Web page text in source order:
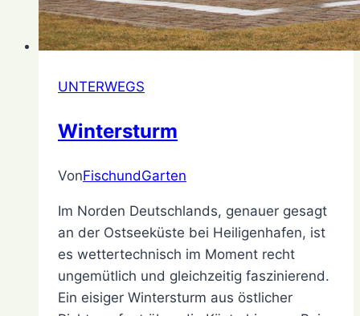
UNTERWEGS
Wintersturm
VonFischundGarten
202121.
Dezember
2021
Im Norden Deutschlands, genauer gesagt
an der Ostseeküste bei Heiligenhafen, ist
es wettertechnisch im Moment recht
ungemütlich und gleichzeitig faszinierend.
Ein eisiger Wintersturm aus östlicher